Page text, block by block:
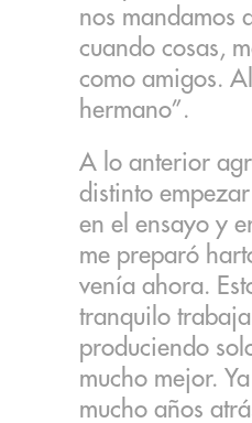
nos mandamos
cuando cosas,
como amigos.
hermano”.
A lo anterior
distinto
en el ensayo y
me preparó
venía ahora.
tranquilo
produciendo
mucho mejor.
mucho años